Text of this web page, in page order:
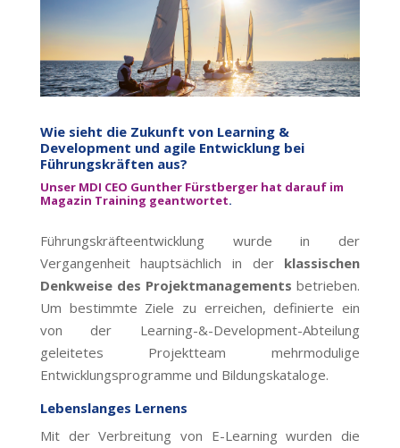
Wie sieht die Zukunft von Learning &
Development und agile Entwicklung bei
Führungskräften aus?
Unser MDI CEO Gunther Fürstberger hat darauf im
Magazin Training geantwortet.
Führungskräfteentwicklung wurde in der
Vergangenheit hauptsächlich in der klassischen
Denkweise des Projektmanagements betrieben.
Um bestimmte Ziele zu erreichen, definierte ein
von der Learning-&-Development-Abteilung
geleitetes Projektteam mehrmodulige
Entwicklungsprogramme und Bildungskataloge.
Lebenslanges Lernens
Mit der Verbreitung von E-Learning wurden die